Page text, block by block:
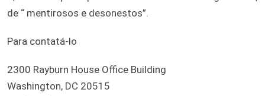
de “ mentirosos e desonestos”.
Para contatá-lo
2300 Rayburn House Office Building
Washington, DC 20515